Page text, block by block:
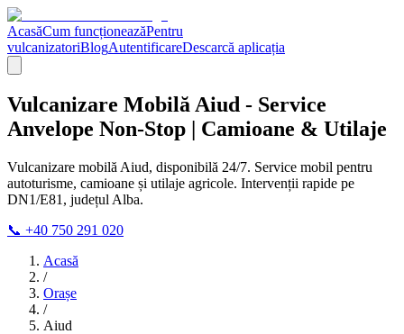
AcasăCum funcționeazăPentru
vulcanizatoriBlogAutentificareDescarcă aplicația
Vulcanizare Mobilă Aiud - Service
Anvelope Non-Stop | Camioane & Utilaje
Vulcanizare mobilă Aiud, disponibilă 24/7. Service mobil pentru
autoturisme, camioane și utilaje agricole. Intervenții rapide pe
DN1/E81, județul Alba.
📞 +40 750 291 020
Acasă
/
Orașe
/
Aiud